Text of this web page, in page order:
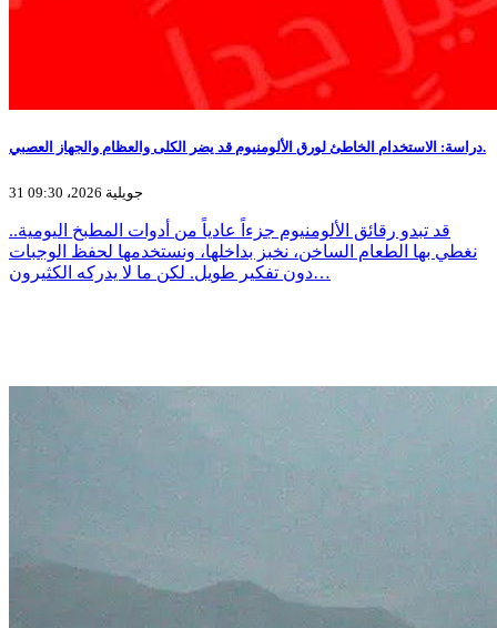
دراسة: الاستخدام الخاطئ لورق الألومنيوم قد يضر الكلى والعظام والجهاز العصبي.
31 جويلية 2026، 09:30
قد تبدو رقائق الألومنيوم جزءاً عادياً من أدوات المطبخ اليومية..
نغطي بها الطعام الساخن، نخبز بداخلها، ونستخدمها لحفظ الوجبات
دون تفكير طويل. لكن ما لا يدركه الكثيرون…